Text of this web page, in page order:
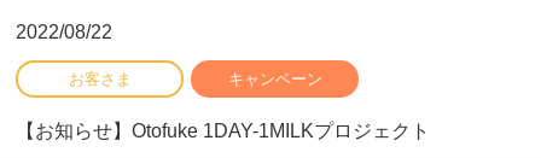
2022/08/22
【お知らせ】Otofuke 1DAY-1MILKプロジェクト